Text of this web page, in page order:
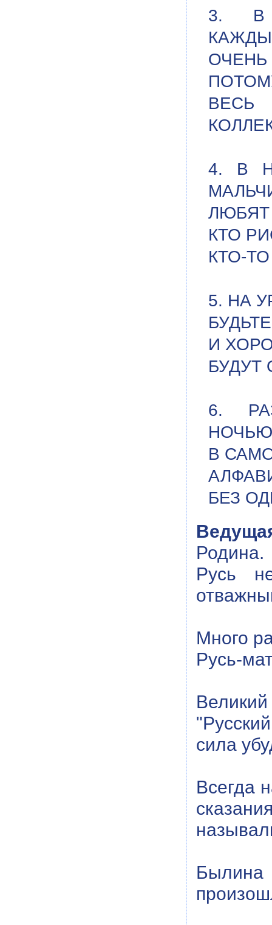
3. В
ОЧЕНЬ
4. В
ЛЮБЯТ
КТО
КТО-
5. НА
И
БУДУТ
6.
В
БЕЗ
Русь
Много
Русь-
сила
Всегда